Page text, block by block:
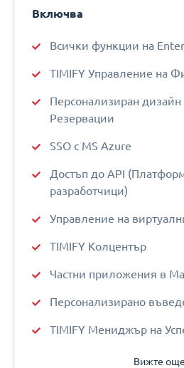
Включва
Всички функции на
TIMIFY Управление на
Персонализиран
Резервации
SSO с MS Azure
Достъп до API
разработчици)
Управление на
TIMIFY Колцентър
Частни приложения в
Персонализирано
TIMIFY Мениджър на
Вижте още